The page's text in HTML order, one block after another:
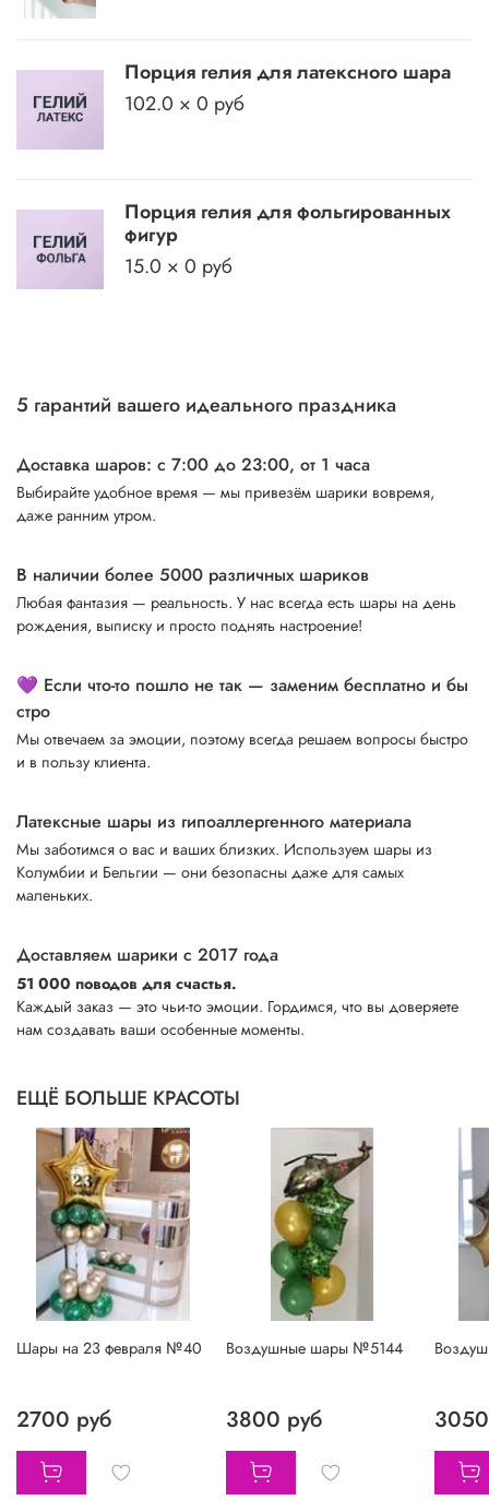
Порция гелия для латексного шара
102.0 × 0 руб
Порция гелия для фольгированных
фигур
15.0 × 0 руб
5 гарантий вашего идеального праздника
Доставка шаров: с 7:00 до 23:00, от 1 часа
Выбирайте удобное время — мы привезём шарики вовремя,
даже ранним утром.
В наличии более 5000 различных шариков
Любая фантазия — реальность. У нас всегда есть шары на день
рождения, выписку и просто поднять настроение!
💜 Если что-то пошло не так — заменим бесплатно и бы
стро
Мы отвечаем за эмоции, поэтому всегда решаем вопросы быстро
и в пользу клиента.
Латексные шары из гипоаллергенного материала
Мы заботимся о вас и ваших близких. Используем шары из
Колумбии и Бельгии — они безопасны даже для самых
маленьких.
Доставляем шарики с 2017 года
51 000 поводов для счастья.
Каждый заказ — это чьи-то эмоции. Гордимся, что вы доверяете
нам создавать ваши особенные моменты.
ЕЩЁ БОЛЬШЕ КРАСОТЫ
Шары на 23 февраля №40
2700 руб
Воздушные шары №5144
3800 руб